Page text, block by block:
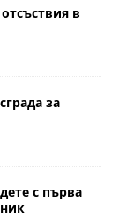
в
за
с първа